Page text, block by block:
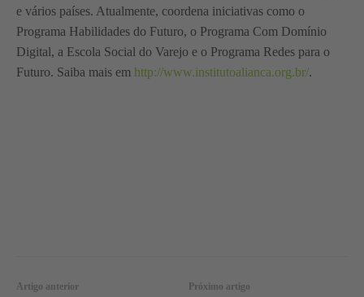
e vários países. Atualmente, coordena iniciativas como o
Programa Habilidades do Futuro, o Programa Com Domínio
Digital, a Escola Social do Varejo e o Programa Redes para o
Futuro. Saiba mais em http://www.institutoalianca.org.br/.
Artigo anterior Próximo artigo